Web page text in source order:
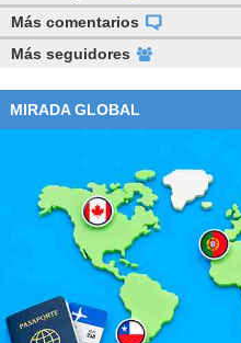
Más comentarios
Más seguidores
MIRADA GLOBAL